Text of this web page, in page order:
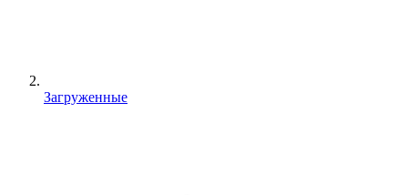
Загруженные